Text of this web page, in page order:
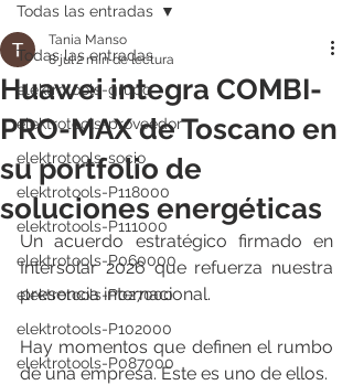
Todas las entradas
elektrotools-grupo
elektrotools-proveedor
elektrotools-socio
elektrotools-P118000
elektrotools-P111000
elektrotools-P060000
elektrotools-P027000
elektrotools-P102000
elektrotools-P087000
Todas las entradas
Huawei integra COMBI-
PRO-MAX de Toscano en
su portfolio de
soluciones energéticas
Tania Manso
8 jul2 min de lectura
Un acuerdo estratégico firmado en
Intersolar 2026 que refuerza nuestra
presencia internacional.
Hay momentos que definen el rumbo
de una empresa. Este es uno de ellos.